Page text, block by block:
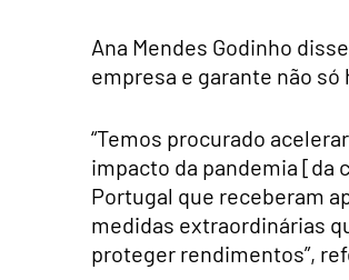
Ana Mendes Godinho
empresa e garante não
“Temos procurado
impacto da pandemia [da
Portugal que receberam
medidas extraordinárias
proteger rendimentos”,